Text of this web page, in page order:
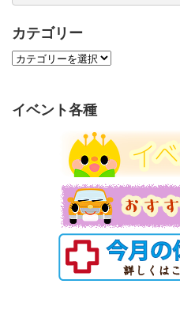
カテゴリー
カ
リ
イベント各種